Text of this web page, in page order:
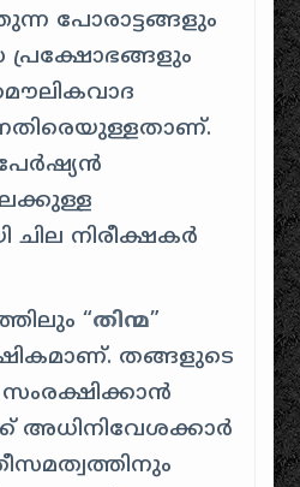
പോരാട്ടങ്ങളും
പ്രക്ഷോഭങ്ങളും
ചില നിരീക്ഷകർ
“തിന്മ”
തങ്ങളുടെ
അധിനിവേശക്കാർ